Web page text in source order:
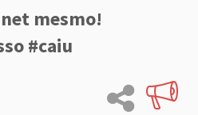
mesmo!
#caiu